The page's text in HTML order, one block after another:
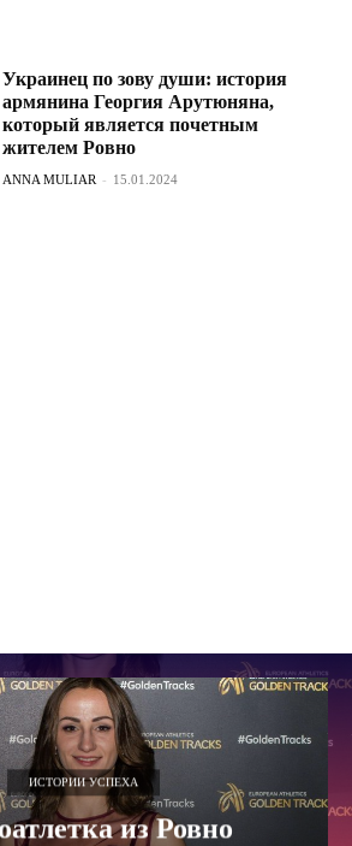
Украинец по зову души: история
армянина Георгия Арутюняна,
который является почетным
жителем Ровно
ANNA MULIAR - 15.01.2024